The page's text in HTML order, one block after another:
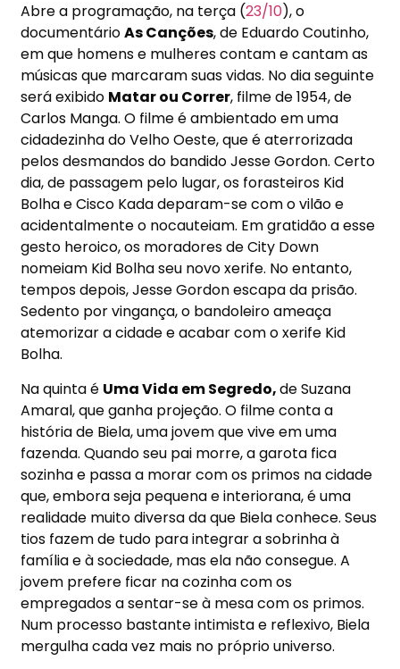
Abre a programação, na terça (23/10), o
documentárioAs Canções, de Eduardo Coutinho,
em que homens e mulheres contam e cantam as
músicas que marcaram suas vidas. No dia seguinte
será exibido Matar ou Correr, filme de 1954, de
Carlos Manga. O filme é ambientado em uma
cidadezinha do Velho Oeste, que é aterrorizada
pelos desmandos do bandido Jesse Gordon. Certo
dia, de passagem pelo lugar, os forasteiros Kid
Bolha e Cisco Kada deparam-se com o vilão e
acidentalmente o nocauteiam. Em gratidão a esse
gesto heroico, os moradores de City Down
nomeiam Kid Bolha seu novo xerife. No entanto,
tempos depois, Jesse Gordon escapa da prisão.
Sedento por vingança, o bandoleiro ameaça
atemorizar a cidade e acabar com o xerife Kid
Bolha.
Na quinta é Uma Vida em Segredo,de Suzana
Amaral, que ganha projeção. O filme conta a
história de Biela, uma jovem que vive em uma
fazenda. Quando seu pai morre, a garota fica
sozinha e passa a morar com os primos na cidade
que, embora seja pequena e interiorana, é uma
realidade muito diversa da que Biela conhece. Seus
tios fazem de tudo para integrar a sobrinha à
família e à sociedade, mas ela não consegue. A
jovem prefere ficar na cozinha com os
empregados a sentar-se à mesa com os primos.
Num processo bastante intimista e reflexivo, Biela
mergulha cada vez mais no próprio universo.